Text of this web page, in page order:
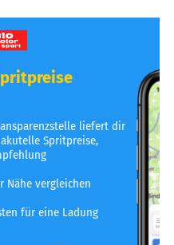
liefert dir
akutelle Spritpreise,
Nähe vergleichen
für eine Ladung